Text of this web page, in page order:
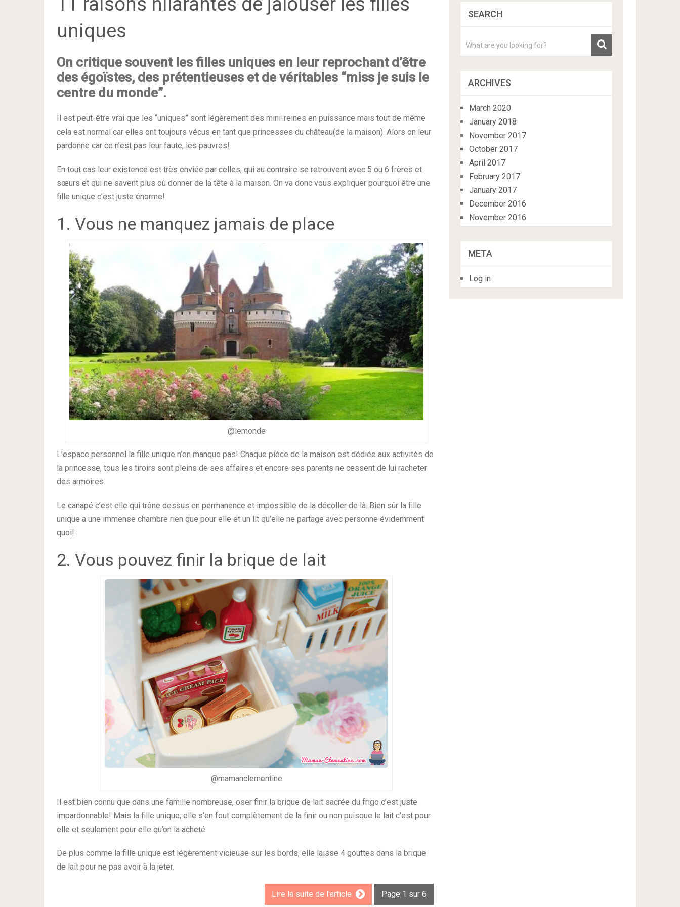
uniques
On critique souvent les filles uniques en leur reprochant d’être
des égoïstes, des prétentieuses et de véritables “miss je suis le
centre du monde”.
Il est peut-être vrai que les “uniques” sont légèrement des mini-reines en puissance mais tout de même
cela est normal car elles ont toujours vécus en tant que princesses du château(de la maison). Alors on leur
pardonne car ce n’est pas leur faute, les pauvres!
En tout cas leur existence est très enviée par celles, qui au contraire se retrouvent avec 5 ou 6 frères et
sœurs et qui ne savent plus où donner de la tête à la maison. On va donc vous expliquer pourquoi être une
fille unique c’est juste énorme!
1. Vous ne manquez jamais de place
@lemonde
L’espace personnel la fille unique n’en manque pas! Chaque pièce de la maison est dédiée aux activités de
la princesse, tous les tiroirs sont pleins de ses affaires et encore ses parents ne cessent de lui racheter
des armoires.
Le canapé c’est elle qui trône dessus en permanence et impossible de la décoller de là. Bien sûr la fille
unique a une immense chambre rien que pour elle et un lit qu’elle ne partage avec personne évidemment
quoi!
2. Vous pouvez finir la brique de lait
@mamanclementine
Il est bien connu que dans une famille nombreuse, oser finir la brique de lait sacrée du frigo c’est juste
impardonnable! Mais la fille unique, elle s’en fout complètement de la finir ou non puisque le lait c’est pour
elle et seulement pour elle qu’on la acheté.
De plus comme la fille unique est légèrement vicieuse sur les bords, elle laisse 4 gouttes dans la brique
de lait pour ne pas avoir à la jeter.
Page 1 sur 6
Lire la suite de l'article
SEARCH
ARCHIVES
March 2020
January 2018
November 2017
October 2017
April 2017
February 2017
January 2017
December 2016
November 2016
META
Log in